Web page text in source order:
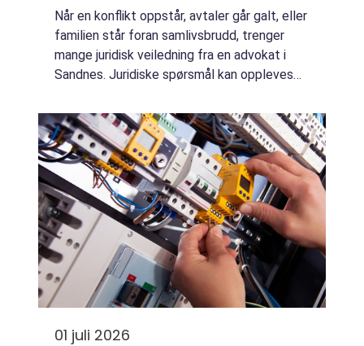
Når en konflikt oppstår, avtaler går galt, eller
familien står foran samlivsbrudd, trenger
mange juridisk veiledning fra en advokat i
Sandnes. Juridiske spørsmål kan oppleves
01 juli 2026